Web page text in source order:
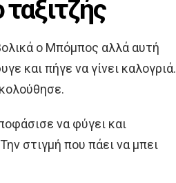
ο Μπόμπος αλλά αυτή
και πήγε να γίνει καλογριά.
να φύγει και
στιγμή που πάει να μπει